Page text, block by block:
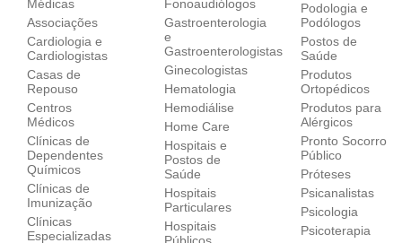
Médicas
Associações
Cardiologia e
Cardiologistas
Casas de
Repouso
Centros
Médicos
Clínicas de
Dependentes
Químicos
Clínicas de
Imunização
Clínicas
Especializadas
Fonoaudiólogos
Gastroenterologia
e
Gastroenterologistas
Ginecologistas
Hematologia
Hemodiálise
Home Care
Hospitais e
Postos de
Saúde
Hospitais
Particulares
Hospitais
Públicos
Podologia e
Podólogos
Postos de
Saúde
Produtos
Ortopédicos
Produtos para
Alérgicos
Pronto Socorro
Público
Próteses
Psicanalistas
Psicologia
Psicoterapia